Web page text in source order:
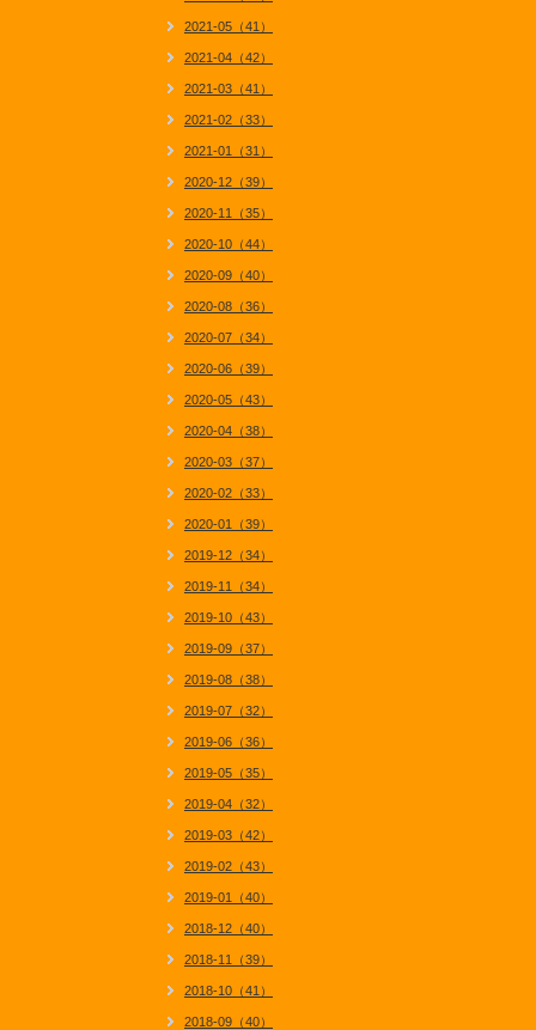
2021-05（41）
2021-04（42）
2021-03（41）
2021-02（33）
2021-01（31）
2020-12（39）
2020-11（35）
2020-10（44）
2020-09（40）
2020-08（36）
2020-07（34）
2020-06（39）
2020-05（43）
2020-04（38）
2020-03（37）
2020-02（33）
2020-01（39）
2019-12（34）
2019-11（34）
2019-10（43）
2019-09（37）
2019-08（38）
2019-07（32）
2019-06（36）
2019-05（35）
2019-04（32）
2019-03（42）
2019-02（43）
2019-01（40）
2018-12（40）
2018-11（39）
2018-10（41）
2018-09（40）